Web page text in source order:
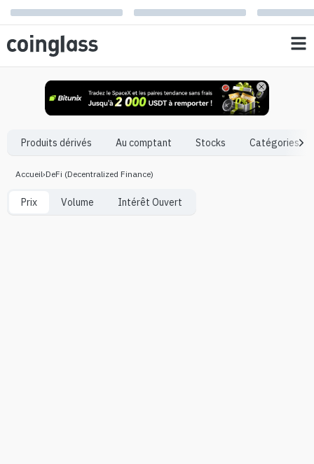
Produits dérivés Au comptant Stocks Catégories
Accueil›DeFi (Decentralized Finance)
Prix Volume Intérêt Ouvert